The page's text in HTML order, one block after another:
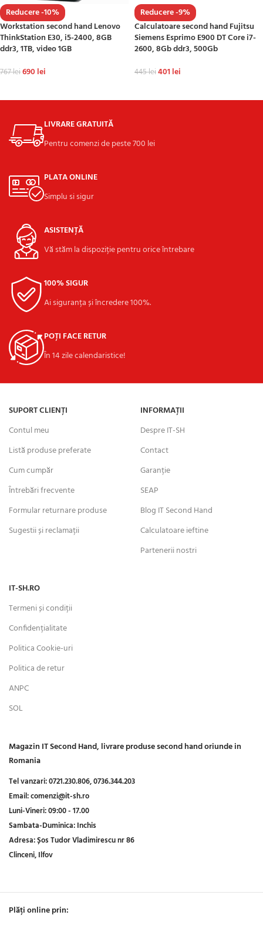
Reducere -10%
Workstation second hand Lenovo
ThinkStation E30, i5-2400, 8GB
ddr3, 1TB, video 1GB
767lei690 lei
Reducere -9%
Calculatoare second hand Fujitsu
Siemens Esprimo E900 DT Core i7-
2600, 8Gb ddr3, 500Gb
445lei401 lei
LIVRARE GRATUITĂ
Pentru comenzi de peste 700 lei
PLATA ONLINE
Simplu si sigur
ASISTENȚĂ
Vă stăm la dispoziție pentru orice întrebare
100% SIGUR
Ai siguranța și încredere 100%.
POȚI FACE RETUR
În 14 zile calendaristice!
SUPORT CLIENȚI
Contul meu
Listă produse preferate
Cum cumpăr
Întrebări frecvente
Formular returnare produse
Sugestii și reclamații
INFORMAȚII
Despre IT-SH
Contact
Garanție
SEAP
Blog IT Second Hand
Calculatoare ieftine
Partenerii nostri
IT-SH.RO
Termeni și condiții
Confidențialitate
Politica Cookie-uri
Politica de retur
ANPC
SOL
Magazin IT Second Hand, livrare produse second hand oriunde in
Romania
Tel vanzari:0721.230.806,0736.344.203
Email:comenzi@it-sh.ro
Luni-Vineri:09:00 - 17.00
Sambata-Duminica:Inchis
Adresa:Șos Tudor Vladimirescu nr 86
Clinceni, Ilfov
Plăți online prin: